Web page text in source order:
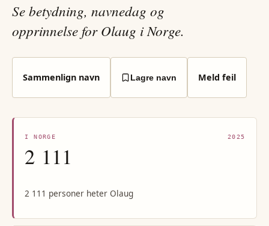
Se betydning, navnedag og
opprinnelse for Olaug i Norge.
Sammenlign navn Lagre navn Meld feil
I NORGE 2025
2 111
2 111 personer heter Olaug